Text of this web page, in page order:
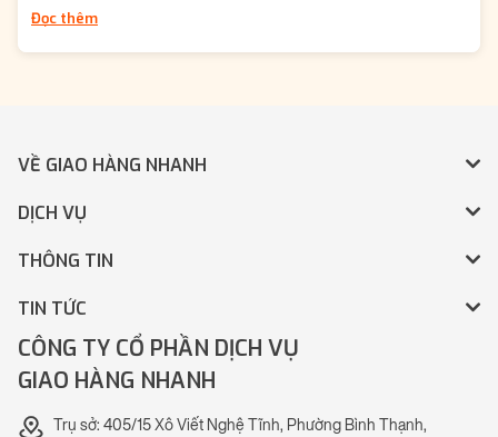
Đọc thêm
VỀ GIAO HÀNG NHANH
DỊCH VỤ
THÔNG TIN
TIN TỨC
CÔNG TY CỔ PHẦN DỊCH VỤ
GIAO HÀNG NHANH
Trụ sở: 405/15 Xô Viết Nghệ Tĩnh, Phường Bình Thạnh,